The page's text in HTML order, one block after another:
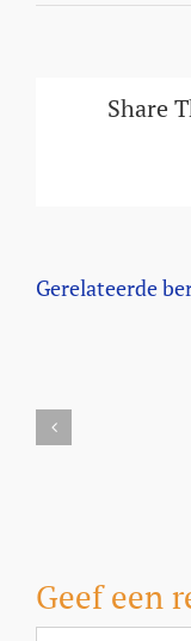
Share
Gerelateerde
Geef een